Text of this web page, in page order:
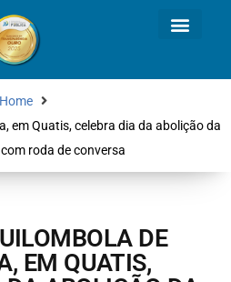
Home
em Quatis, celebra dia da abolição da
roda de conversa
DE
EM QUATIS,